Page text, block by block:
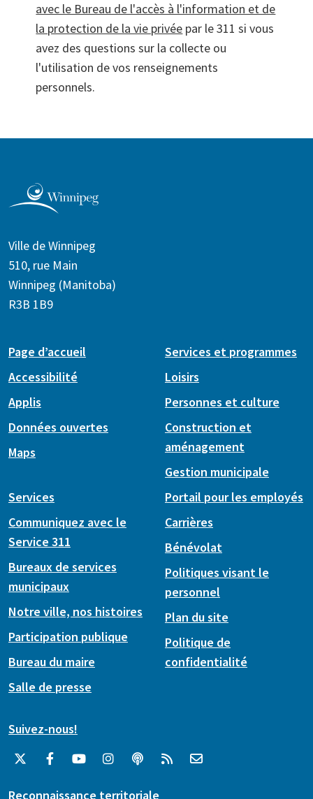
avec le Bureau de l'accès à l'information et de
la protection de la vie privée par le 311 si vous
avez des questions sur la collecte ou
l'utilisation de vos renseignements
personnels.
Ville de Winnipeg
510, rue Main
Winnipeg (Manitoba)
R3B 1B9
Page d’accueil
Accessibilité
Applis
Données ouvertes
Maps
Services et programmes
Loisirs
Personnes et culture
Construction et
aménagement
Gestion municipale
Services
Communiquez avec le
Service 311
Bureaux de services
municipaux
Notre ville, nos histoires
Participation publique
Bureau du maire
Salle de presse
Portail pour les employés
Carrières
Bénévolat
Politiques visant le
personnel
Plan du site
Politique de
confidentialité
Suivez-nous!
Reconnaissance territoriale